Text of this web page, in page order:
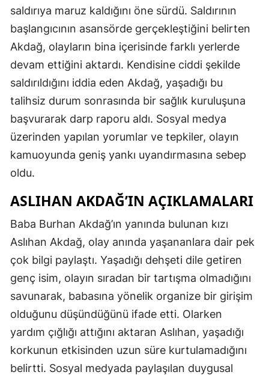
saldırıya maruz kaldığını öne sürdü. Saldırının
başlangıcının asansörde gerçekleştiğini belirten
Akdağ, olayların bina içerisinde farklı yerlerde
devam ettiğini aktardı. Kendisine ciddi şekilde
saldırıldığını iddia eden Akdağ, yaşadığı bu
talihsiz durum sonrasında bir sağlık kuruluşuna
başvurarak darp raporu aldı. Sosyal medya
üzerinden yapılan yorumlar ve tepkiler, olayın
kamuoyunda geniş yankı uyandırmasına sebep
oldu.
ASLIHAN AKDAĞ’IN AÇIKLAMALARI
Baba Burhan Akdağ’ın yanında bulunan kızı
Aslıhan Akdağ, olay anında yaşananlara dair pek
çok bilgi paylaştı. Yaşadığı dehşeti dile getiren
genç isim, olayın sıradan bir tartışma olmadığını
savunarak, babasına yönelik organize bir girişim
olduğunu düşündüğünü ifade etti. Olarken
yardım çığlığı attığını aktaran Aslıhan, yaşadığı
korkunun etkisinden uzun süre kurtulamadığını
belirtti. Sosyal medyada paylaşılan duygusal